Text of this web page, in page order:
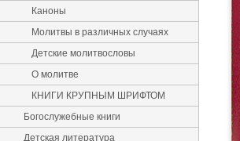
Каноны
Молитвы в различных случаях
Детские молитвословы
О молитве
КНИГИ КРУПНЫМ ШРИФТОМ
Богослужебные книги
Детская литература